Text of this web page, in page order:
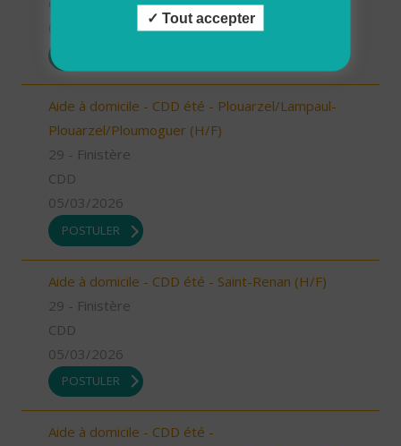
Aide à domicile - CDD été - Plouarzel/Lampaul-
Plouarzel/Ploumoguer (H/F)
29 - Finistère
CDD
05/03/2026
POSTULER
Aide à domicile - CDD été - Saint-Renan (H/F)
29 - Finistère
CDD
05/03/2026
POSTULER
Aide à domicile - CDD été -
Tout accepter